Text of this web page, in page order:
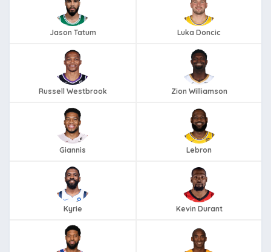
Jason Tatum Luka Doncic
Russell Westbrook Zion Williamson
Giannis Lebron
Kyrie Kevin Durant